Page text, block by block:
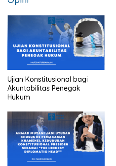
Ujian Konstitusional bagi
Akuntabilitas Penegak
Hukum